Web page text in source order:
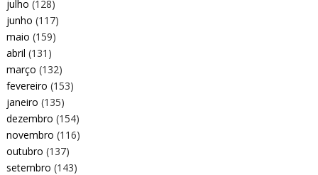
julho (128)
junho (117)
maio (159)
abril (131)
março (132)
fevereiro (153)
janeiro (135)
dezembro (154)
novembro (116)
outubro (137)
setembro (143)